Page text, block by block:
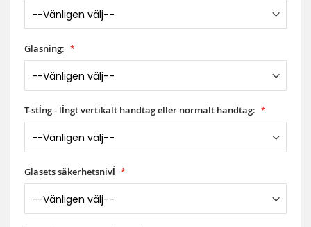
Glasning:
T-stĺng - lĺngt vertikalt handtag eller normalt handtag:
Glasets säkerhetsnivĺ